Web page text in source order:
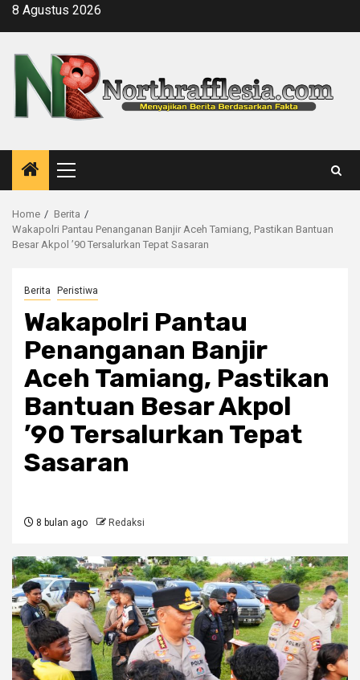
Skip8 Agustus 2026
Primary
Menu
Home
Berita
Wakapolri Pantau Penanganan Banjir Aceh Tamiang, Pastikan Bantuan
Besar Akpol ’90 Tersalurkan Tepat Sasaran
Berita Peristiwa
Wakapolri Pantau
Penanganan Banjir
Aceh Tamiang, Pastikan
Bantuan Besar Akpol
’90 Tersalurkan Tepat
Sasaran
8 bulan ago Redaksi